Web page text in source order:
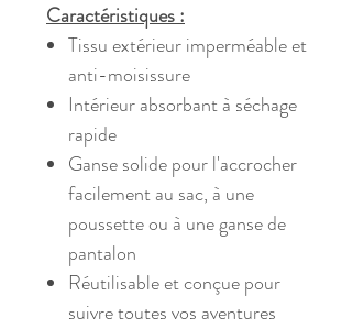
Caractéristiques :
Tissu extérieur imperméable et
anti-moisissure
Intérieur absorbant à séchage
rapide
Ganse solide pour l'accrocher
facilement au sac, à une
poussette ou à une ganse de
pantalon
Réutilisable et conçue pour
suivre toutes vos aventures